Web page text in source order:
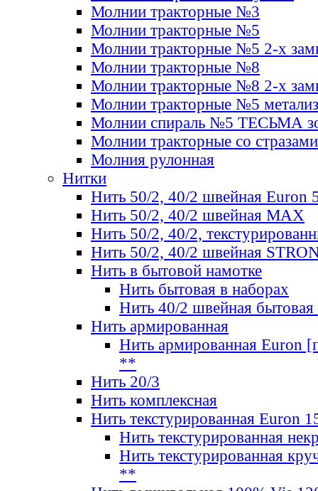
Молнии тракторные №3
Молнии тракторные №5
Молнии тракторные №5 2-х
Молнии тракторные №8
Молнии тракторные №8 2-х
Молнии тракторные №5
Молнии спираль №5 ТЕСЬМА
Молнии тракторные со стразами
Молния рулонная
Нитки
Нить 50/2, 40/2 швейная Euron
Нить 50/2, 40/2 швейная МАХ
Нить 50/2, 40/2,
Нить 50/2, 40/2 швейная
Нить в бытовой намотке
Нить бытовая в наборах
Нить 40/2 швейная бытовая
Нить армированная
Нить армированная Euron
**
Нить 20/3
Нить комплексная
Нить текстурированная Euron
Нить текстурированная
Нить текстурированная
**